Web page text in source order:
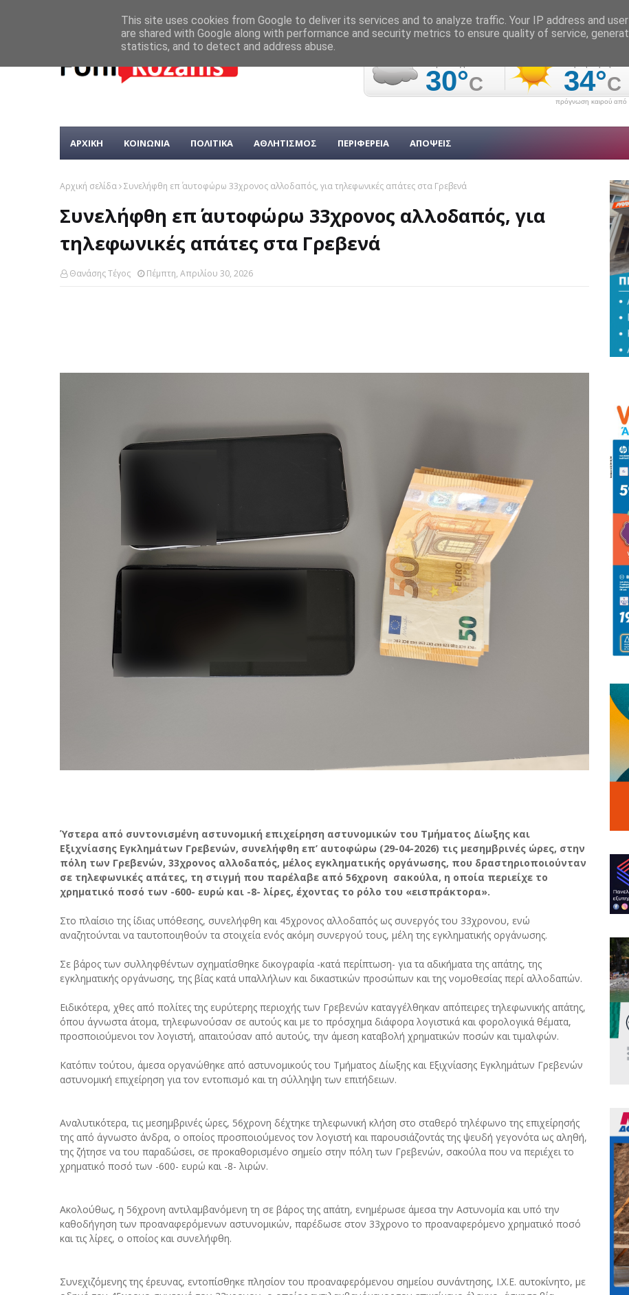
πρόγνωση καιρού από
ΑΡΧΙΚΗ ΚΟΙΝΩΝΙΑ ΠΟΛΙΤΙΚΑ ΑΘΛΗΤΙΣΜΟΣ ΠΕΡΙΦΕΡΕΙΑ ΑΠΟΨΕΙΣ
Αρχική σελίδα Συνελήφθη επ΄ αυτοφώρω 33χρονος αλλοδαπός, για τηλεφωνικές απάτες στα Γρεβενά
Συνελήφθη επ΄ αυτοφώρω 33χρονος αλλοδαπός, για
τηλεφωνικές απάτες στα Γρεβενά
Θανάσης Τέγος Πέμπτη, Απριλίου 30, 2026
Ύστερα από συντονισμένη αστυνομική επιχείρηση αστυνομικών του Τμήματος Δίωξης και
Εξιχνίασης Εγκλημάτων Γρεβενών, συνελήφθη επ’ αυτοφώρω (29-04-2026) τις μεσημβρινές ώρες, στην
πόλη των Γρεβενών, 33χρονος αλλοδαπός, μέλος εγκληματικής οργάνωσης, που δραστηριοποιούνταν
σε τηλεφωνικές απάτες, τη στιγμή που παρέλαβε από 56χρονη σακούλα, η οποία περιείχε το
χρηματικό ποσό των -600- ευρώ και -8- λίρες, έχοντας το ρόλο του «εισπράκτορα».
Στο πλαίσιο της ίδιας υπόθεσης, συνελήφθη και 45χρονος αλλοδαπός ως συνεργός του 33χρονου, ενώ
αναζητούνται να ταυτοποιηθούν τα στοιχεία ενός ακόμη συνεργού τους, μέλη της εγκληματικής οργάνωσης.
Σε βάρος των συλληφθέντων σχηματίσθηκε δικογραφία -κατά περίπτωση- για τα αδικήματα της απάτης, της
εγκληματικής οργάνωσης, της βίας κατά υπαλλήλων και δικαστικών προσώπων και της νομοθεσίας περί αλλοδαπών.
Ειδικότερα, χθες από πολίτες της ευρύτερης περιοχής των Γρεβενών καταγγέλθηκαν απόπειρες τηλεφωνικής απάτης,
όπου άγνωστα άτομα, τηλεφωνούσαν σε αυτούς και με το πρόσχημα διάφορα λογιστικά και φορολογικά θέματα,
προσποιούμενοι τον λογιστή, απαιτούσαν από αυτούς, την άμεση καταβολή χρηματικών ποσών και τιμαλφών.
Κατόπιν τούτου, άμεσα οργανώθηκε από αστυνομικούς του Τμήματος Δίωξης και Εξιχνίασης Εγκλημάτων Γρεβενών
αστυνομική επιχείρηση για τον εντοπισμό και τη σύλληψη των επιτήδειων.
Αναλυτικότερα, τις μεσημβρινές ώρες, 56χρονη δέχτηκε τηλεφωνική κλήση στο σταθερό τηλέφωνο της επιχείρησής
της από άγνωστο άνδρα, ο οποίος προσποιούμενος τον λογιστή και παρουσιάζοντάς της ψευδή γεγονότα ως αληθή,
της ζήτησε να του παραδώσει, σε προκαθορισμένο σημείο στην πόλη των Γρεβενών, σακούλα που να περιέχει το
χρηματικό ποσό των -600- ευρώ και -8- λιρών.
Ακολούθως, η 56χρονη αντιλαμβανόμενη τη σε βάρος της απάτη, ενημέρωσε άμεσα την Αστυνομία και υπό την
καθοδήγηση των προαναφερόμενων αστυνομικών, παρέδωσε στον 33χρονο το προαναφερόμενο χρηματικό ποσό
και τις λίρες, ο οποίος και συνελήφθη.
Συνεχιζόμενης της έρευνας, εντοπίσθηκε πλησίον του προαναφερόμενου σημείου συνάντησης, Ι.Χ.Ε. αυτοκίνητο, με
This site uses cookies from Google to deliver its services and to analyze traffic. Your IP address and
are shared with Google along with performance and security metrics to ensure quality of service,
statistics, and to detect and address abuse.